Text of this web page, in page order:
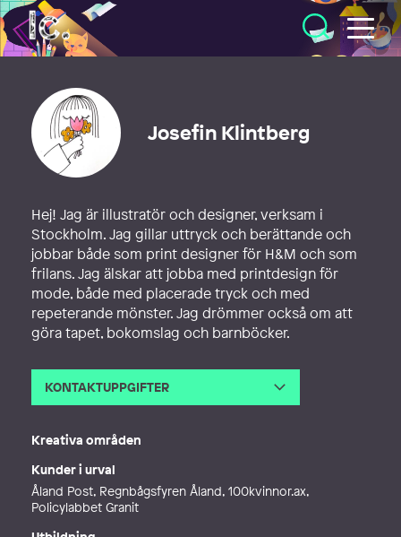
Illustratörcentrum
Josefin Klintberg
Hej! Jag är illustratör och designer, verksam i
Stockholm. Jag gillar uttryck och berättande och
jobbar både som print designer för H&M och som
frilans. Jag älskar att jobba med printdesign för
mode, både med placerade tryck och med
repeterande mönster. Jag drömmer också om att
göra tapet, bokomslag och barnböcker.
KONTAKTUPPGIFTER
Kreativa områden
Kunder i urval
Åland Post, Regnbågsfyren Åland, 100kvinnor.ax,
Policylabbet Granit